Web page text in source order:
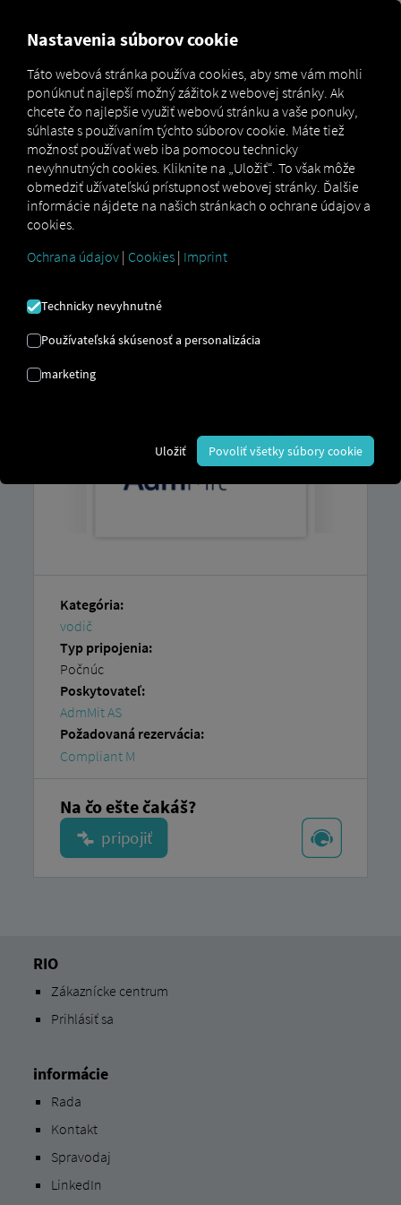
Marketplace Connectors AdmMit Connect
ADMMIT PRIPOJIŤ
Integrácia externého poskytovateľa
Už využívate služby
služieb. Potrebujete len prístup k
Kategória:
vodič
Typ pripojenia:
Počnúc
Poskytovateľ:
AdmMit AS
Požadovaná rezervácia:
Compliant M
Na čo ešte čakáš?
RIO
Zákaznícke centrum
Prihlásiť sa
informácie
Rada
Kontakt
Spravodaj
LinkedIn
Nastavenia súborov cookie
Táto webová stránka používa cookies, aby sme vám mohli
ponúknuť najlepší možný zážitok z webovej stránky. Ak
chcete čo najlepšie využiť webovú stránku a vaše ponuky,
súhlaste s používaním týchto súborov cookie. Máte tiež
možnosť používať web iba pomocou technicky
nevyhnutných cookies. Kliknite na „Uložiť“. To však môže
obmedziť užívateľskú prístupnosť webovej stránky. Ďalšie
informácie nájdete na našich stránkach o ochrane údajov a
cookies.
Ochrana údajov | Cookies | Imprint
Technicky nevyhnutné
Používateľská skúsenosť a personalizácia
marketing
Uložiť Povoliť všetky súbory cookie